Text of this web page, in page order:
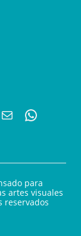
para
artes visuales
reservados